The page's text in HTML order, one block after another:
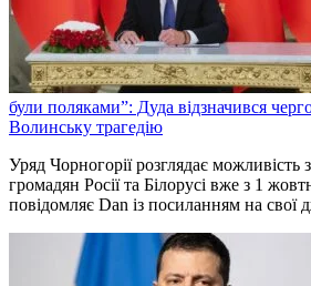
були поляками”: Дуда відзначився
Волинську трагедію
Уряд Чорногорії розглядає можливість
громадян Росії та Білорусі вже з 1
повідомляє Dan із посиланням на свої